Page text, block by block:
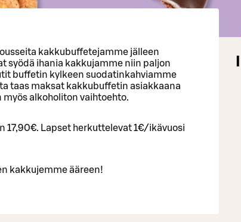
kakkubuffetejamme jälleen
syödä ihania kakkujamme niin paljon
buffetin kylkeen suodatinkahviamme
taas maksat kakkubuffetin asiakkaana
alkoholiton vaihtoehto.
17,90€. Lapset herkuttelevat 1€/ikävuosi
kakkujemme ääreen!